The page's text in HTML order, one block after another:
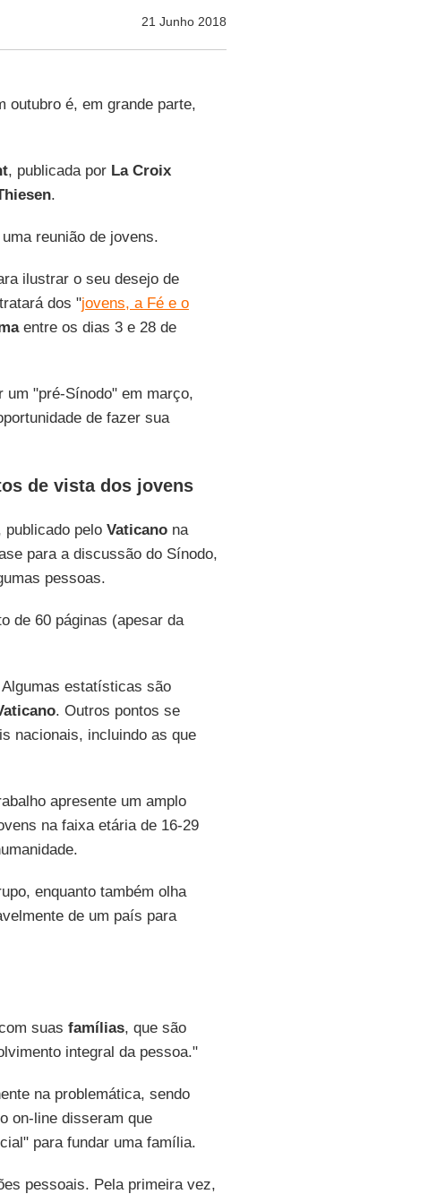
21 Junho 2018
outubro é, em grande parte,
, publicada por La Croix
.
reunião de jovens.
ilustrar o seu desejo de
dos "jovens, a Fé e o
entre os dias 3 e 28 de
"pré-Sínodo" em março,
de fazer sua
de vista dos jovens
publicado pelo Vaticanona
para a discussão do Sínodo,
pessoas.
de 60 páginas (apesar da
estatísticas são
. Outros pontos se
nacionais, incluindo as que
apresente um amplo
na faixa etária de 16-29
enquanto também olha
de um país para
suas famílias, que são
integral da pessoa."
na problemática, sendo
on-line disseram que
para fundar uma família.
pessoais. Pela primeira vez,